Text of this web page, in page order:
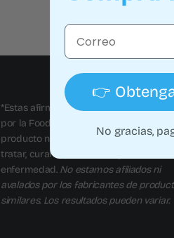
*Estas afirmaciones no han sido
por la Food and Drug Administration.
producto no está destinado a
tratar, curar o prevenir ninguna
enfermedad. No estamos afiliados ni
avalados por los fabricantes de
similares. Los resultados pueden variar.
Correo
👉
No gracias,